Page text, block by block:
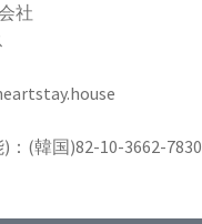
社
(韓国)82-10-3662-7830